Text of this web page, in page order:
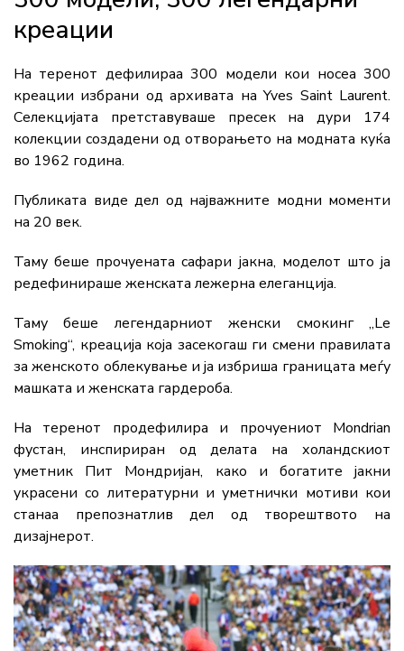
креации
На теренот дефилираа 300 модели кои носеа 300
креации избрани од архивата на Yves Saint Laurent.
Селекцијата претставуваше пресек на дури 174
колекции создадени од отворањето на модната куќа
во 1962 година.
Публиката виде дел од најважните модни моменти
на 20 век.
Таму беше прочуената сафари јакна, моделот што ја
редефинираше женската лежерна елеганција.
Таму беше легендарниот женски смокинг „Le
Smoking“, креација која засекогаш ги смени правилата
за женското облекување и ја избриша границата меѓу
машката и женската гардероба.
На теренот продефилира и прочуениот Mondrian
фустан, инспириран од делата на холандскиот
уметник Пит Мондријан, како и богатите јакни
украсени со литературни и уметнички мотиви кои
станаа препознатлив дел од творештвото на
дизајнерот.